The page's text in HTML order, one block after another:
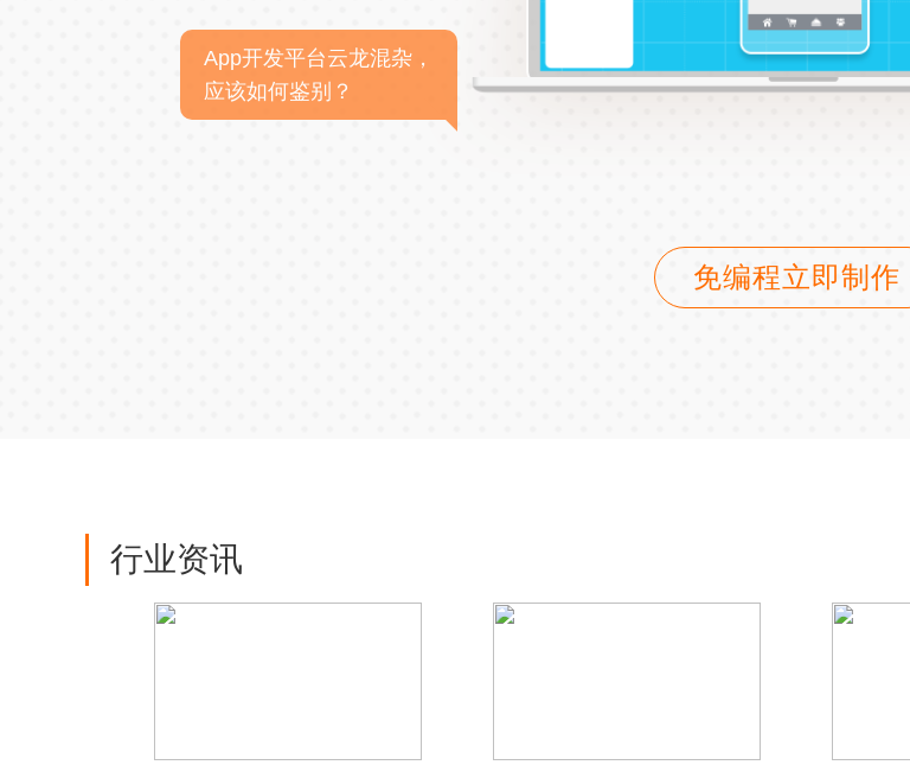
App开发平台云龙混杂，
应该如何鉴别？
免编程立即制作
行业资讯